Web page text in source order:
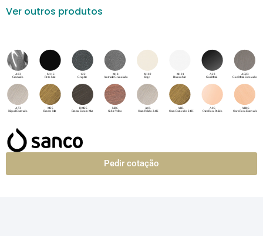
Ver outros produtos
Pedir cotação